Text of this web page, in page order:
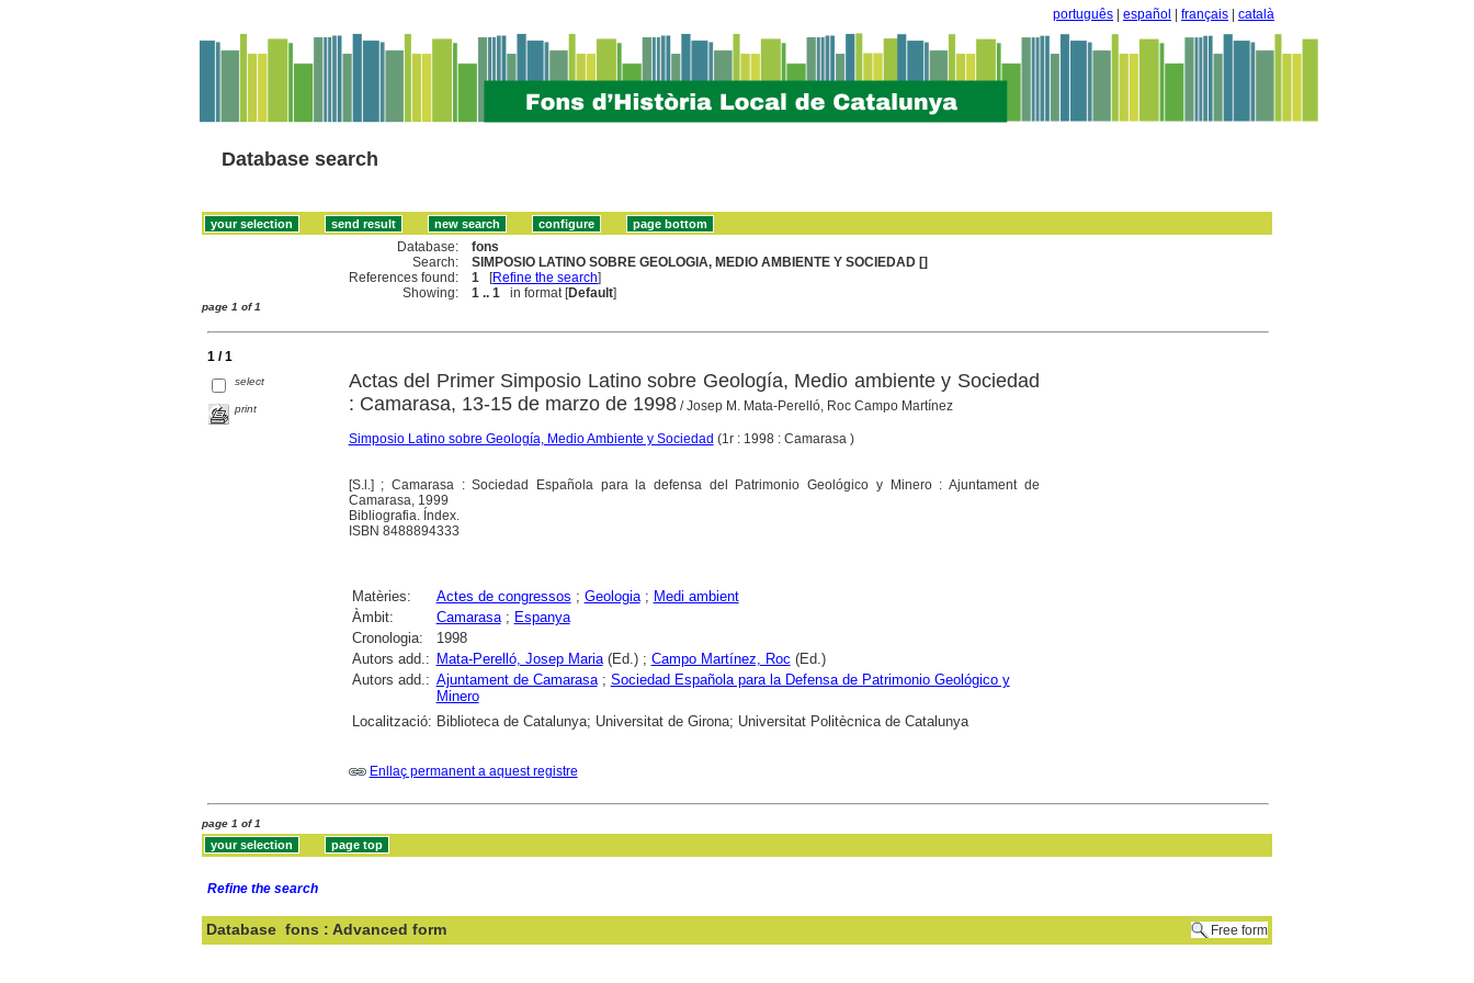
português español français català
Database search
Database:
fons
Search:
SIMPOSIO LATINO SOBRE GEOLOGIA, MEDIO AMBIENTE Y SOCIEDAD []
References found:
1 [Refine the search]
Showing:
1 .. 1 in format [Default]
page 1 of 1
1 / 1
select
print
Actas del Primer Simposio Latino sobre Geología, Medio ambiente y Sociedad
: Camarasa, 13-15 de marzo de 1998/ Josep M. Mata-Perelló, Roc Campo Martínez
Simposio Latino sobre Geología, Medio Ambiente y Sociedad (1r : 1998 : Camarasa )
[S.l.] ; Camarasa : Sociedad Española para la defensa del Patrimonio Geológico y Minero : Ajuntament de
Camarasa, 1999
Bibliografia. Índex.
ISBN 8488894333
Matèries: Actes de congressos ; Geologia; Medi ambient
Àmbit:
Camarasa; Espanya
Cronologia:
1998
Autors add.: Mata-Perelló, Josep Maria(Ed.) ; Campo Martínez, Roc (Ed.)
Autors add.: Ajuntament de Camarasa; Sociedad Española para la Defensa de Patrimonio Geológico y
Minero
Localització: Biblioteca de Catalunya; Universitat de Girona; Universitat Politècnica de Catalunya
Enllaç permanent a aquest registre
page 1 of 1
Refine the search
Database fons : Advanced form Free form